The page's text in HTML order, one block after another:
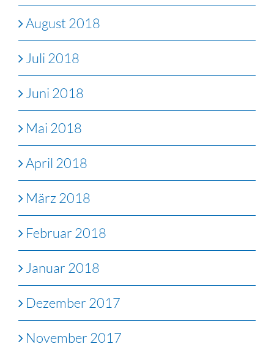
August 2018
Juli 2018
Juni 2018
Mai 2018
April 2018
März 2018
Februar 2018
Januar 2018
Dezember 2017
November 2017